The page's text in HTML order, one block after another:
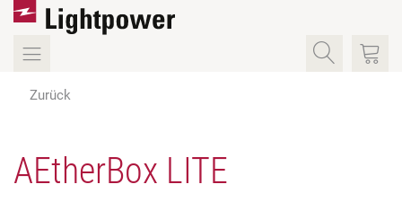
Zurück
AEtherBox LITE